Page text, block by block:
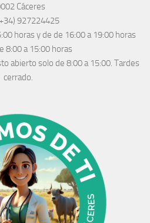
Cáceres
927224425
horas y de de 16:00 a 19:00 horas
8:00 a 15:00 horas
abierto solo de 8:00 a 15:00. Tardes
cerrado.